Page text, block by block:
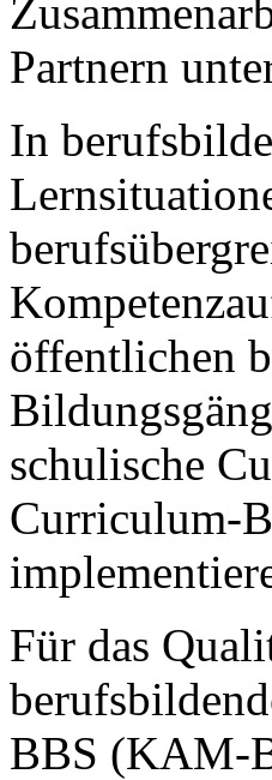
Partnern
In
öffentlichen
schulische
Curriculum-
Für das
BBS (KAM-